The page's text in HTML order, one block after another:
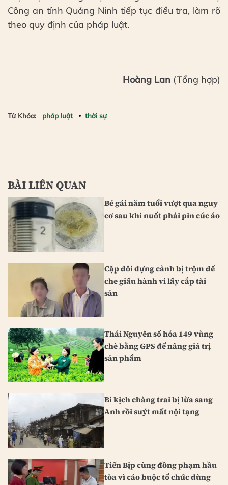
Công an tỉnh Quảng Ninh tiếp tục điều tra, làm rõ
theo quy định của pháp luật.
Hoàng Lan (Tổng hợp)
Từ Khóa: pháp luật thời sự
BÀI LIÊN QUAN
Bé gái năm tuổi vượt qua nguy
cơ sau khi nuốt phải pin cúc áo
Cặp đôi dựng cảnh bị trộm để
che giấu hành vi lấy cắp tài
sản
Thái Nguyên số hóa 149 vùng
chè bằng GPS để nâng giá trị
sản phẩm
Bi kịch chàng trai bị lừa sang
Anh rồi suýt mất nội tạng
Tiến Bịp cùng đồng phạm hầu
tòa vì cáo buộc tổ chức dùng